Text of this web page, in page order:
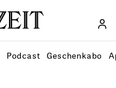
Podcast Geschenkabo